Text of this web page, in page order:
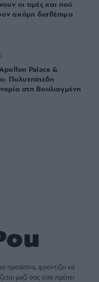
οι τιμές και πού
ακόμη διαθέσιμα
Palace &
Πολυεπίπεδη
στη Βουλιαγμένη
προάστια, φροντίζει να
μαζί σας όσα πρέπει